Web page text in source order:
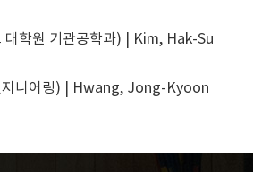
대학원 기관공학과) | Kim, Hak-Su
지니어링) | Hwang, Jong-Kyoon